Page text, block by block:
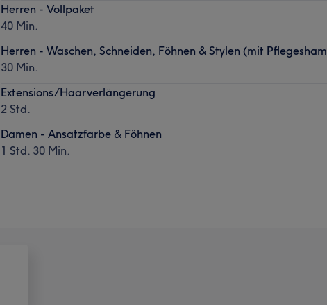
Herren - Vollpaket
40 Min.
Herren - Waschen, Schneiden, Föhnen & Stylen (mit
30 Min.
Extensions/Haarverlängerung
2 Std.
Damen - Ansatzfarbe & Föhnen
1 Std. 30 Min.